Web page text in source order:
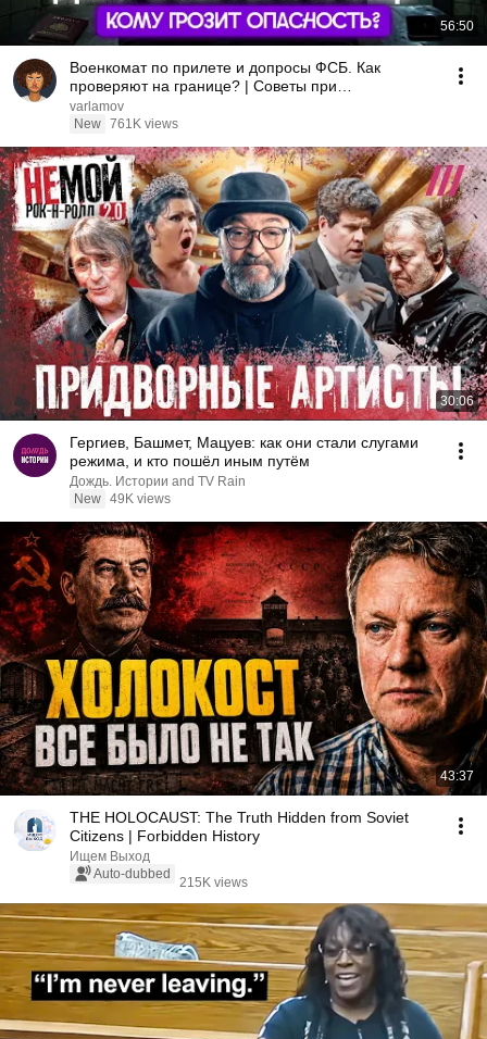
56:50
Военкомат по прилете и допросы ФСБ. Как
проверяют на границе? | Советы при
возвращении в Россию
varlamov
New 761K views
30:06
Гергиев, Башмет, Мацуев: как они стали слугами
режима, и кто пошёл иным путём
Дождь. Истории and TV Rain
New 49K views
43:37
THE HOLOCAUST: The Truth Hidden from Soviet
Citizens | Forbidden History
Ищем Выход
Auto-dubbed
215K views